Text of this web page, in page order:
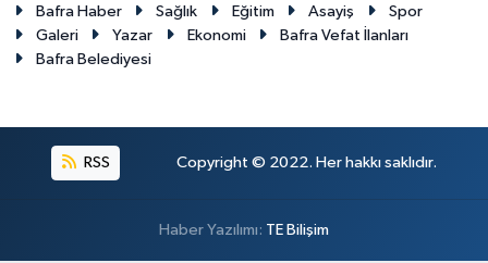
Bafra Haber Sağlık Eğitim Asayiş
Spor
Galeri
Yazar Ekonomi
Bafra Vefat İlanları
Bafra Belediyesi
RSS Copyright © 2022. Her hakkı saklıdır.
Haber Yazılımı: TE Bilişim